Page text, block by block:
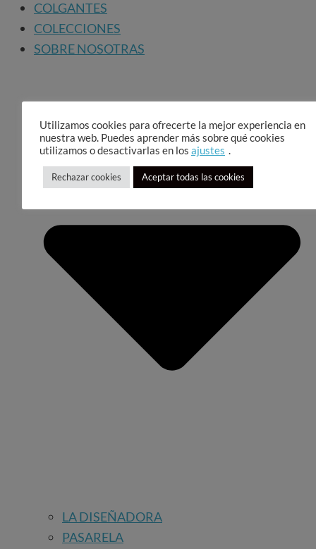
COLGANTES
COLECCIONES
SOBRE NOSOTRAS
LA DISEÑADORA
PASARELA
Utilizamos cookies para ofrecerte la mejor experiencia en
nuestra web. Puedes aprender más sobre qué cookies
utilizamos o desactivarlas en los ajustes .
Rechazar cookies Aceptar todas las cookies